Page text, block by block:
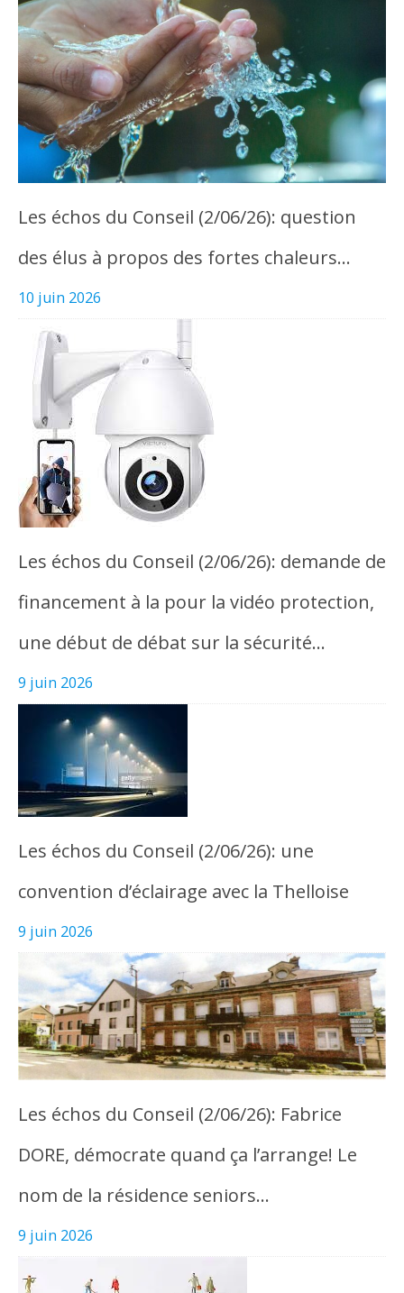
Les échos du Conseil (2/06/26): question
des élus à propos des fortes chaleurs…
10 juin 2026
Les échos du Conseil (2/06/26): demande de
financement à la pour la vidéo protection,
une début de débat sur la sécurité…
9 juin 2026
Les échos du Conseil (2/06/26): une
convention d’éclairage avec la Thelloise
9 juin 2026
Les échos du Conseil (2/06/26): Fabrice
DORE, démocrate quand ça l’arrange! Le
nom de la résidence seniors…
9 juin 2026